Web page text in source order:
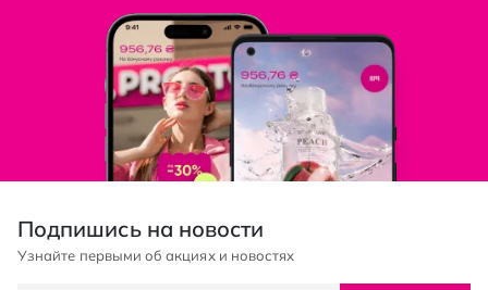
Подпишись на новости
Узнайте первыми об акциях и новостях